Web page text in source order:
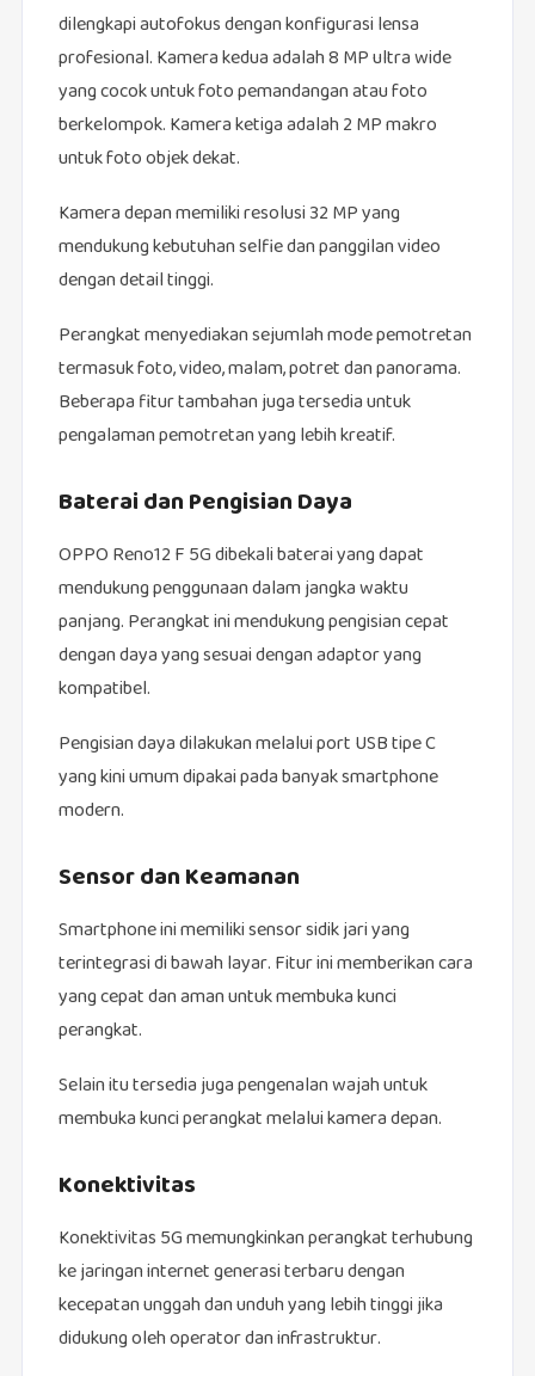
dilengkapi autofokus dengan konfigurasi lensa
profesional. Kamera kedua adalah 8 MP ultra wide
yang cocok untuk foto pemandangan atau foto
berkelompok. Kamera ketiga adalah 2 MP makro
untuk foto objek dekat.
Kamera depan memiliki resolusi 32 MP yang
mendukung kebutuhan selfie dan panggilan video
dengan detail tinggi.
Perangkat menyediakan sejumlah mode pemotretan
termasuk foto, video, malam, potret dan panorama.
Beberapa fitur tambahan juga tersedia untuk
pengalaman pemotretan yang lebih kreatif.
Baterai dan Pengisian Daya
OPPO Reno12 F 5G dibekali baterai yang dapat
mendukung penggunaan dalam jangka waktu
panjang. Perangkat ini mendukung pengisian cepat
dengan daya yang sesuai dengan adaptor yang
kompatibel.
Pengisian daya dilakukan melalui port USB tipe C
yang kini umum dipakai pada banyak smartphone
modern.
Sensor dan Keamanan
Smartphone ini memiliki sensor sidik jari yang
terintegrasi di bawah layar. Fitur ini memberikan cara
yang cepat dan aman untuk membuka kunci
perangkat.
Selain itu tersedia juga pengenalan wajah untuk
membuka kunci perangkat melalui kamera depan.
Konektivitas
Konektivitas 5G memungkinkan perangkat terhubung
ke jaringan internet generasi terbaru dengan
kecepatan unggah dan unduh yang lebih tinggi jika
didukung oleh operator dan infrastruktur.